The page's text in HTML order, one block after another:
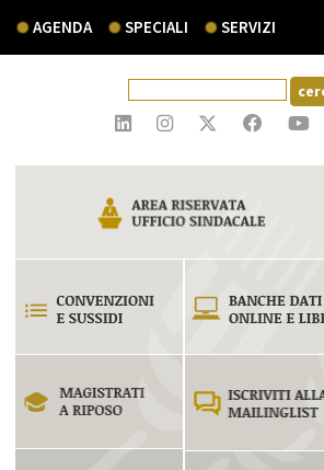
AGENDA SPECIALI SERVIZI